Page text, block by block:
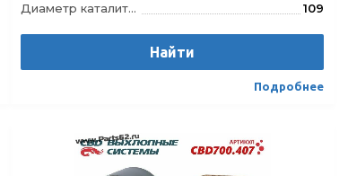
Диаметр каталитического блока, мм
109
Модель
120.120.400E4-C
4610121392869
Найти
Подробнее